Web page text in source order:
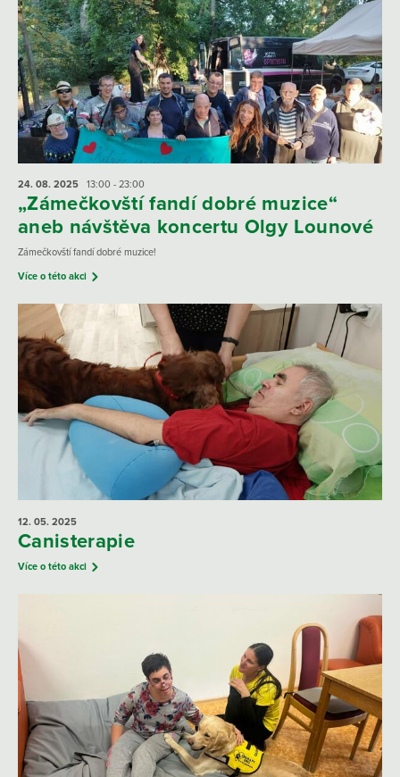
24. 08. 2025 13:00 - 23:00
„Zámečkovští fandí dobré muzice“
aneb návštěva koncertu Olgy Lounové
Zámečkovští fandí dobré muzice!
Více o této akci
12. 05. 2025
Canisterapie
Více o této akci